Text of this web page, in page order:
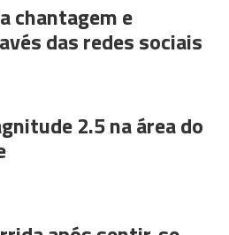
chantagem e
das redes sociais
2.5 na área do